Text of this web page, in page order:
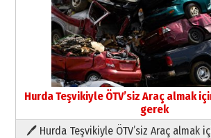
Hurda Teşvikiyle ÖTV’siz Araç almak
gerek
🖊 Hurda Teşvikiyle ÖTV’siz Araç almak